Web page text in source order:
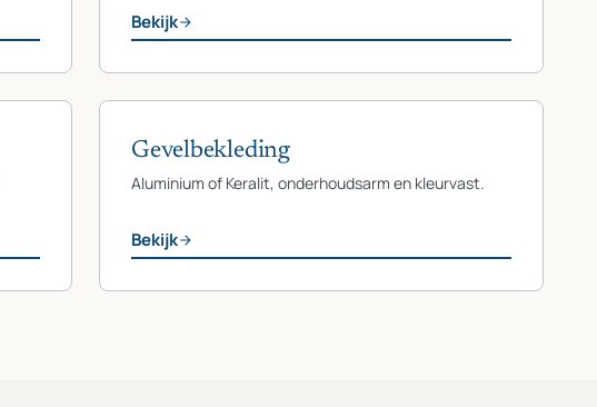
Bekijk
Gevelbekleding
Aluminium of Keralit, onderhoudsarm en kleurvast.
Bekijk